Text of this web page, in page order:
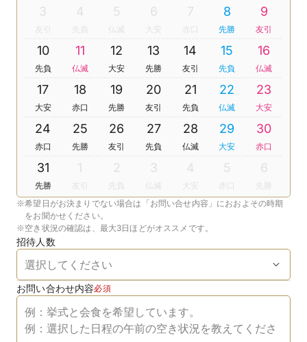
3
友引
4
先負
5
仏滅
6
大安
7 8
先勝
9
友引
10
先負
11
仏滅
12
大安
13
先勝
14
友引
15
先負
16
仏滅
17
大安
18
赤口
19
先勝
20
友引
21
先負
22
仏滅
23
大安
24
赤口
25
先勝
26
友引
27
先負
28
仏滅
29
大安
30
赤口
31
先勝
1
友引
2
先負
3
仏滅
4
大安
5 6
※希望日がお決まりでない場合は「お問い合せ内容」におおよその時期
をお聞かせください。
※空き状況の確認は、最大3日ほどがオススメです。
招待人数
お問い合わせ内容必須